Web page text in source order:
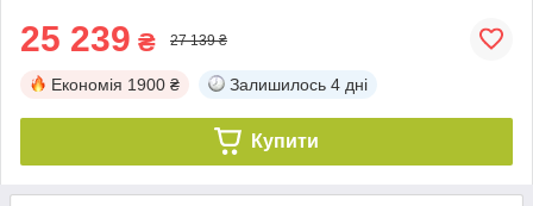
25 239 ₴ 27 139 ₴
Економія 1900 ₴ Залишилось 4 дні
Купити